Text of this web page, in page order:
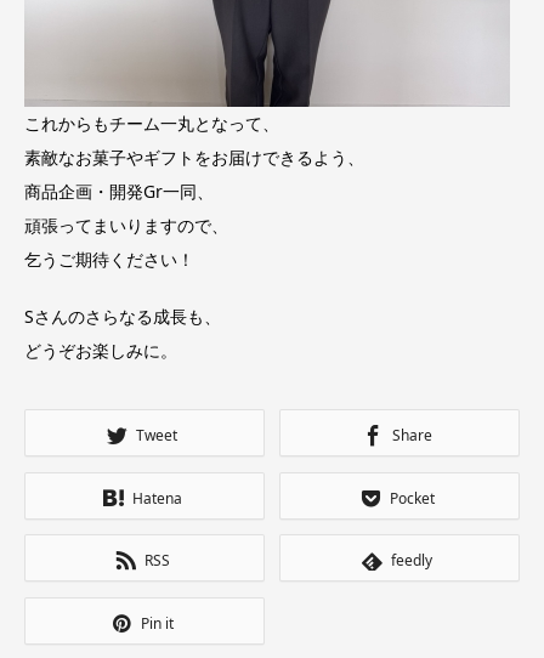
これからもチーム一丸となって、
素敵なお菓子やギフトをお届けできるよう、
商品企画・開発Gr一同、
頑張ってまいりますので、
乞うご期待ください！
Sさんのさらなる成長も、
どうぞお楽しみに。
Tweet Share
Hatena Pocket
RSS feedly
Pin it